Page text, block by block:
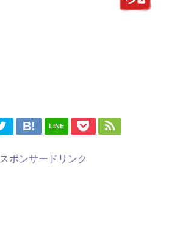
LINE
スポンサードリンク